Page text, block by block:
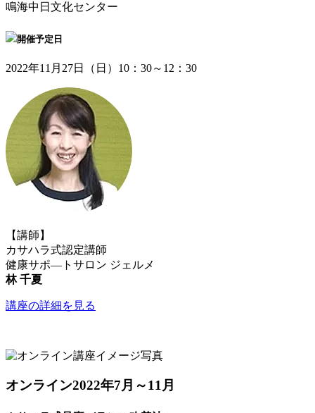
鳴海中日文化センター
開催予定日
2022年11月27日（日）10：30～12：30
【講師】
カサハラ式認定講師
健康サポ―トサロン ジェルメ
林 千夏
講座の詳細を見る
オンライン2022年7月～11月